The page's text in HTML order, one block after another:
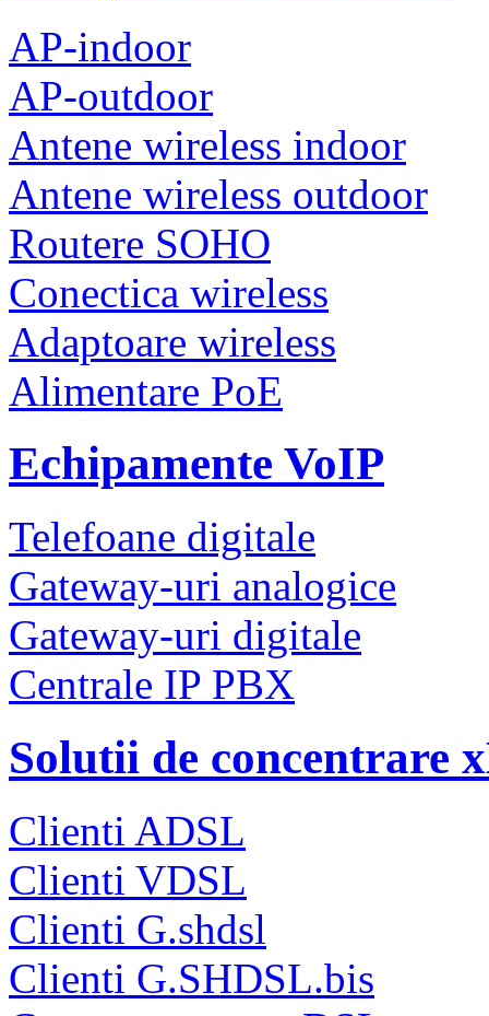
AP-indoor
AP-outdoor
Antene wireless indoor
Antene wireless outdoor
Routere SOHO
Conectica wireless
Adaptoare wireless
Alimentare PoE
Echipamente VoIP
Telefoane digitale
Gateway-uri analogice
Gateway-uri digitale
Centrale IP PBX
Solutii de concentrare
Clienti ADSL
Clienti VDSL
Clienti G.shdsl
Clienti G.SHDSL.bis